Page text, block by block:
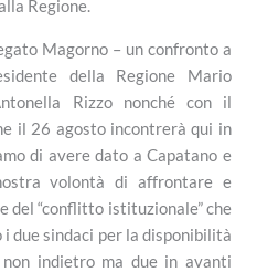
Regione.
Magorno – un confronto a
della Regione Mario
Rizzo nonché con il
il 26 agosto incontrerà qui in
di avere dato a Capatano e
volontà di affrontare e
del “conflitto istituzionale” che
due sindaci per la disponibilità
indietro ma due in avanti